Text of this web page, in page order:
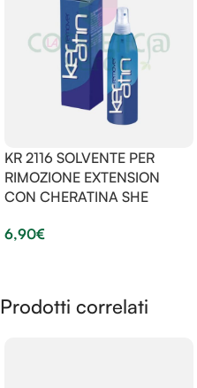
KR 2116 SOLVENTE PER
RIMOZIONE EXTENSION
CON CHERATINA SHE
6,90€
Prodotti correlati